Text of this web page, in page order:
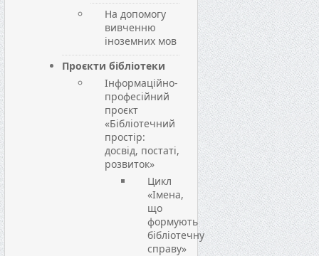
На допомогу
вивченню
іноземних мов
Проєкти бібліотеки
Інформаційно-
професійний
проєкт
«Бібліотечний
простір:
досвід, постаті,
розвиток»
Цикл
«Імена,
що
формують
бібліотечну
справу»